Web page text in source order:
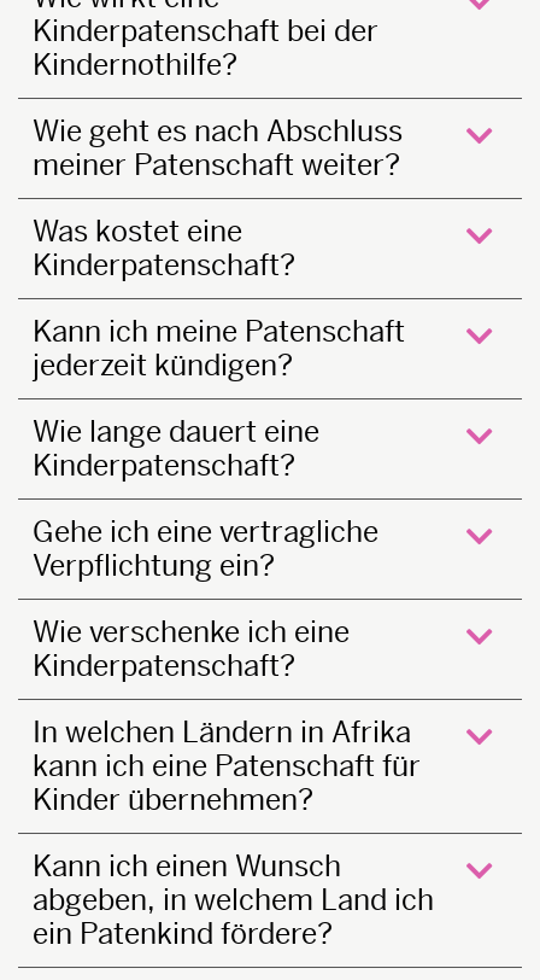
Kinderpatenschaft bei der
Kindernothilfe?
Wie geht es nach Abschluss
meiner Patenschaft weiter?
Was kostet eine
Kinderpatenschaft?
Kann ich meine Patenschaft
jederzeit kündigen?
Wie lange dauert eine
Kinderpatenschaft?
Gehe ich eine vertragliche
Verpflichtung ein?
Wie verschenke ich eine
Kinderpatenschaft?
In welchen Ländern in Afrika
kann ich eine Patenschaft für
Kinder übernehmen?
Kann ich einen Wunsch
abgeben, in welchem Land ich
ein Patenkind fördere?